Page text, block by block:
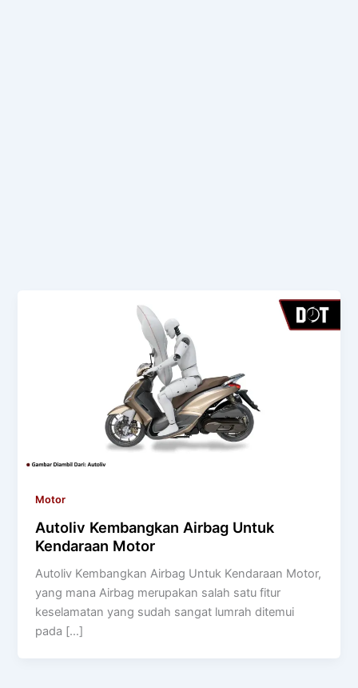
Motor
Autoliv Kembangkan Airbag Untuk
Kendaraan Motor
Autoliv Kembangkan Airbag Untuk Kendaraan Motor,
yang mana Airbag merupakan salah satu fitur
keselamatan yang sudah sangat lumrah ditemui
pada […]